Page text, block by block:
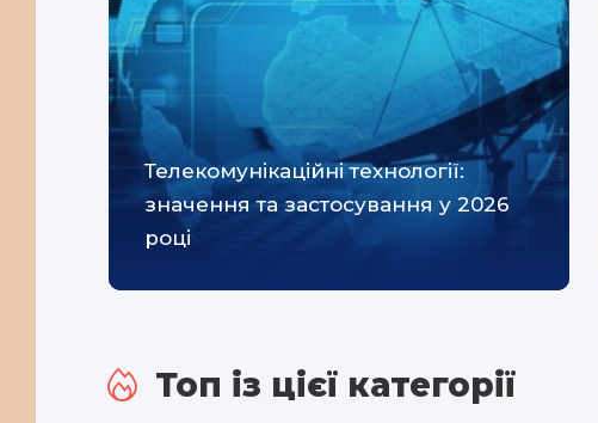
Телекомунікаційні технології:
значення та застосування у 2026
році
Топ із цієї категорії